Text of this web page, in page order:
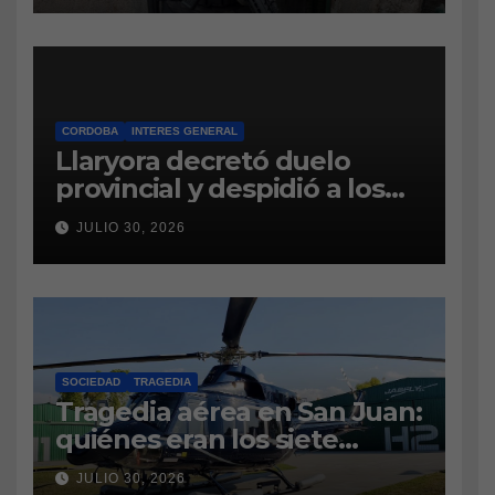
CAUSA DE DROGAS EN LA
CÁRCEL DE BOUWER
CORDOBA INTERES GENERAL
Llaryora decretó duelo
provincial y despidió a los
bomberos cordobeses
fallecidos en la tragedia
aérea de San Juan
JULIO 30, 2026
SOCIEDAD TRAGEDIA
Tragedia aérea en San Juan:
quiénes eran los siete
tripulantes fallecidos y qué
JULIO 30, 2026